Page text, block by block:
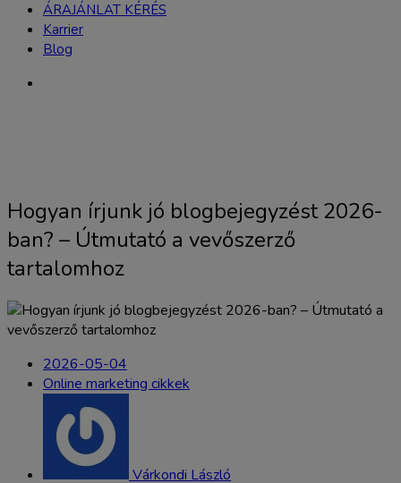
ÁRAJÁNLAT KÉRÉS
Karrier
Blog
Hogyan írjunk jó blogbejegyzést 2026-
ban? – Útmutató a vevőszerző
tartalomhoz
2026-05-04
Online marketing cikkek
Várkondi László